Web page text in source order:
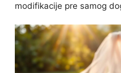
modifikacije pre samog